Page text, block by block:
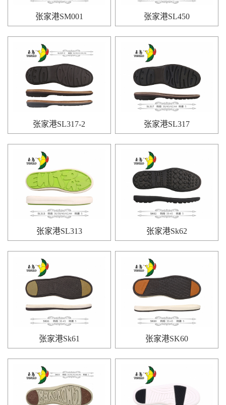
张家港SM001 张家港SL450
张家港SL317-2 张家港SL317
张家港SL313 张家港Sk62
张家港Sk61 张家港SK60